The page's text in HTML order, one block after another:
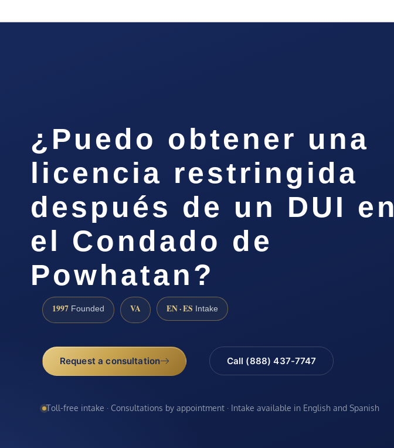
¿Puedo obtener una
licencia restringida
después de un DUI en
el Condado de
Powhatan?
1997 Founded VA EN · ES Intake
Request a consultation Call (888) 437-7747
Toll-free intake · Consultations by appointment · Intake available in English and Spanish